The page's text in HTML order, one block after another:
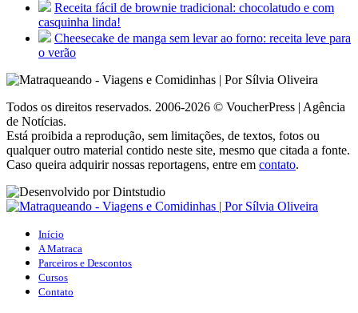
Receita fácil de brownie tradicional: chocolatudo e com
casquinha linda!
Cheesecake de manga sem levar ao forno: receita leve para
o verão
Todos os direitos reservados. 2006-2026 © VoucherPress | Agência
de Notícias.
Está proibida a reprodução, sem limitações, de textos, fotos ou
qualquer outro material contido neste site, mesmo que citada a fonte.
Caso queira adquirir nossas reportagens, entre em contato.
Início
A Matraca
Parceiros e Descontos
Cursos
Contato